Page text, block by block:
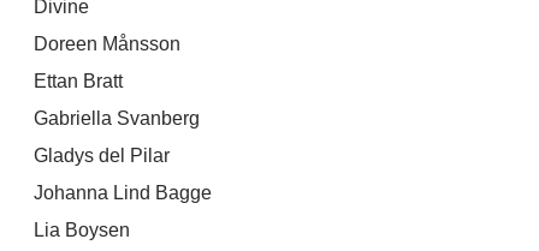
Divine
Doreen Månsson
Ettan Bratt
Gabriella Svanberg
Gladys del Pilar
Johanna Lind Bagge
Lia Boysen